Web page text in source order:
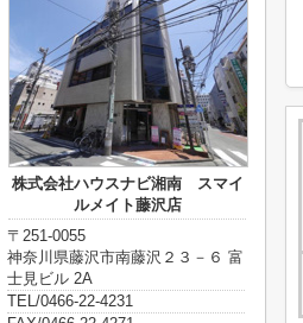
株式会社ハウスナビ湘南 スマイ
ルメイト藤沢店
〒251-0055
神奈川県藤沢市南藤沢２３－６ 富
士見ビル 2A
TEL/0466-22-4231